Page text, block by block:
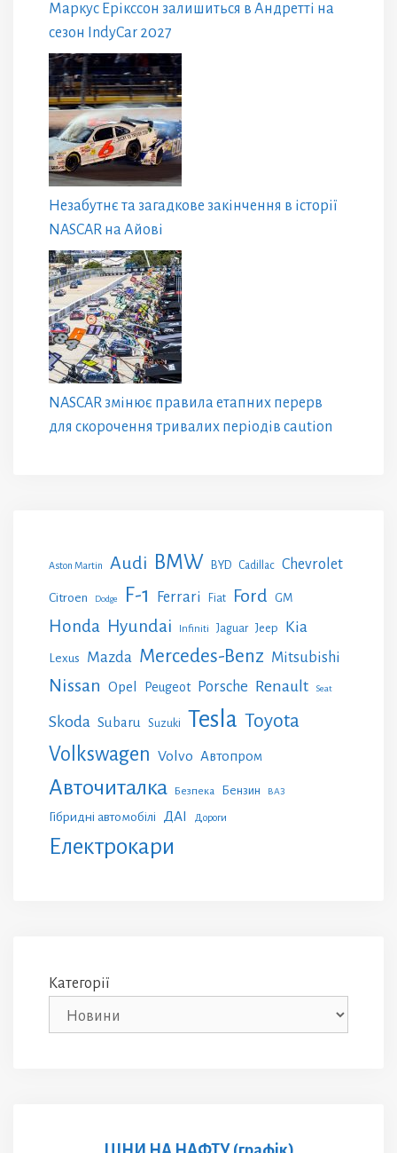
Маркус Ерікссон залишиться в Андретті на
сезон IndyCar 2027
Незабутнє та загадкове закінчення в історії
NASCAR на Айові
NASCAR змінює правила етапних перерв
для скорочення тривалих періодів caution
Aston Martin Audi BMW BYD Cadillac Chevrolet
Citroen Dodge F-1 Ferrari Fiat Ford GM
Honda Hyundai Infiniti Jaguar Jeep Kia
Lexus Mazda Mercedes-Benz Mitsubishi
Nissan Opel Peugeot Porsche Renault Seat
Skoda Subaru Suzuki Tesla Toyota
Volkswagen Volvo Автопром
Авточиталка Безпека Бензин ВАЗ
Гібридні автомобілі ДАІ Дороги
Електрокари
Категорії